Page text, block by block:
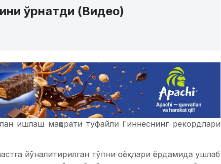
ўрнатди (Видео)
ишлаш маҳорати туфайли Гиннеснинг рекордлари
йўналитирилган тўпни оёқлари ёрдамида ушлаб